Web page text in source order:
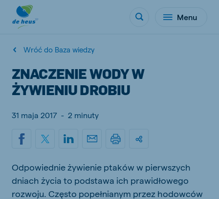
Menu
Wróć do Baza wiedzy
ZNACZENIE WODY W
ŻYWIENIU DROBIU
31 maja 2017 - 2 minuty
Odpowiednie żywienie ptaków w pierwszych
dniach życia to podstawa ich prawidłowego
rozwoju. Często popełnianym przez hodowców